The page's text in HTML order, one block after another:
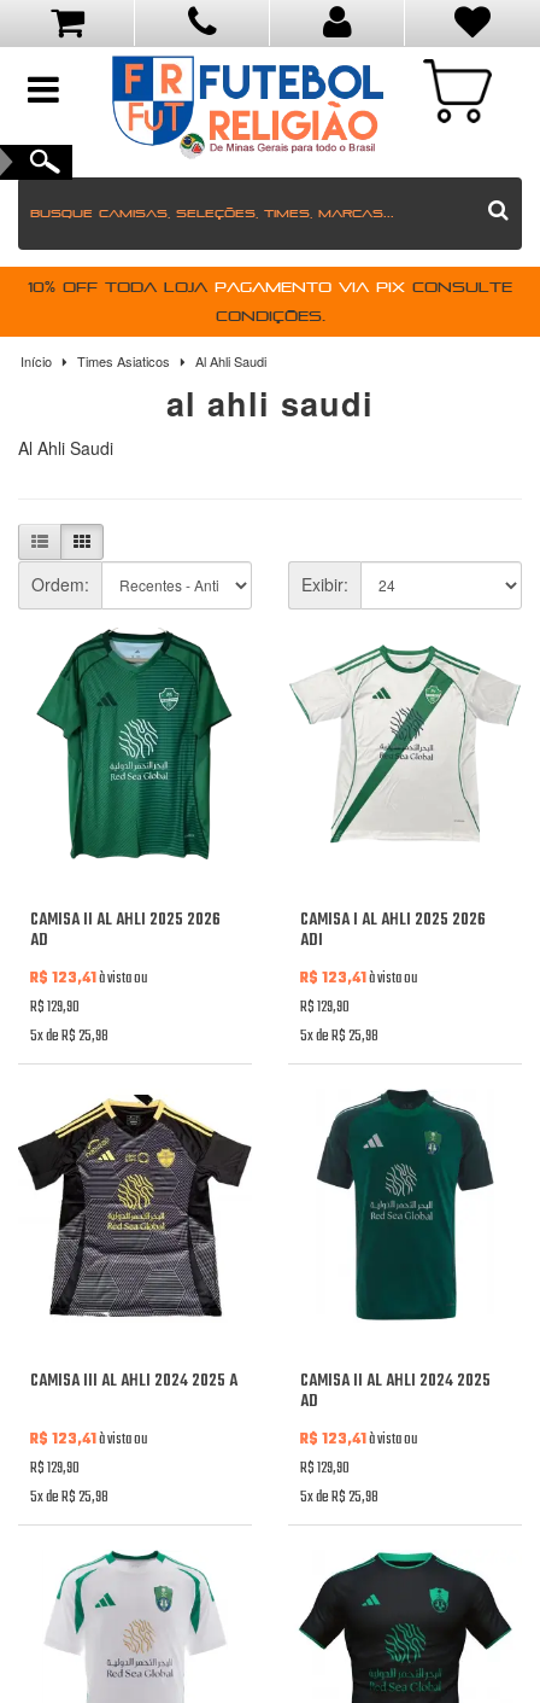
toggle
10% OFF toda loja pagamento via PIX Consulte
condições.
Início Times Asiaticos Al Ahli Saudi
al ahli saudi
Al Ahli Saudi
Ordem: Exibir:
CAMISA II AL AHLI 2025 2026
AD
R$ 123,41à vista ou
R$ 129,90
5x de R$ 25,98
CAMISA I AL AHLI 2025 2026
ADI
R$ 123,41à vista ou
R$ 129,90
5x de R$ 25,98
CAMISA III AL AHLI 2024 2025 A
R$ 123,41à vista ou
R$ 129,90
5x de R$ 25,98
CAMISA II AL AHLI 2024 2025
AD
R$ 123,41à vista ou
R$ 129,90
5x de R$ 25,98